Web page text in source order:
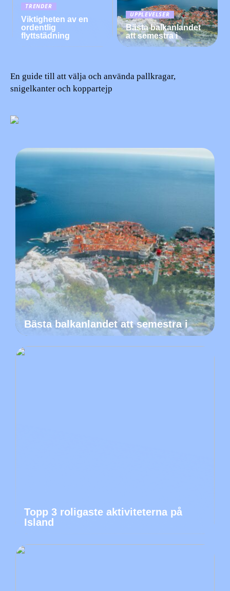
TRENDER
Viktigheten av en
ordentlig
flyttstädning
UPPLEVELSER
Bästa balkanlandet
att semestra i
En guide till att välja och använda pallkragar,
snigelkanter och koppartejp
Bästa balkanlandet att semestra i
Topp 3 roligaste aktiviteterna på
Island